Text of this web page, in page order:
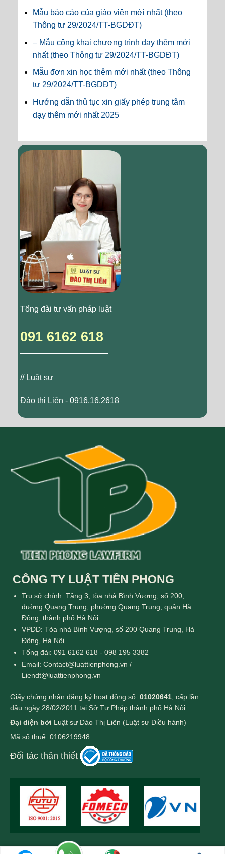
Mẫu báo cáo của giáo viên mới nhất (theo
Thông tư 29/2024/TT-BGDĐT)
– Mẫu công khai chương trình dạy thêm mới
nhất (theo Thông tư 29/2024/TT-BGDĐT)
Mẫu đơn xin học thêm mới nhất (theo Thông
tư 29/2024/TT-BGDĐT)
Hướng dẫn thủ tục xin giấy phép trung tâm
dạy thêm mới nhất 2025
Tổng đài tư vấn pháp luật
091 6162 618
// Luật sư
Đào thị Liên - 0916.16.2618
CÔNG TY LUẬT TIỀN PHONG
Trụ sở chính: Tầng 3, tòa nhà Bình Vượng, số 200,
đường Quang Trung, phường Quang Trung, quận Hà
Đông, thành phố Hà Nội
VPĐD: Tòa nhà Bình Vượng, số 200 Quang Trung, Hà
Đông, Hà Nội
Tổng đài: 091 6162 618 - 098 195 3382
Email: Contact@luattienphong.vn /
Liendt@luattienphong.vn
Giấy chứng nhận đăng ký hoạt động số: 01020641, cấp lần
đầu ngày 28/02/2011 tại Sở Tư Pháp thành phố Hà Nội
Đại diện bởi Luật sư Đào Thị Liên (Luật sư Điều hành)
Mã số thuế: 0106219948
Đối tác thân thiết